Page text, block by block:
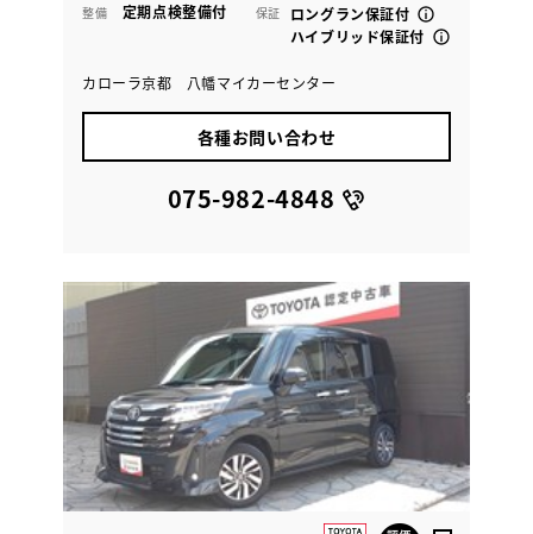
整備 定期点検整備付 保証
ロングラン保証付
ハイブリッド保証付
カローラ京都 八幡マイカーセンター
各種お問い合わせ
075-982-4848